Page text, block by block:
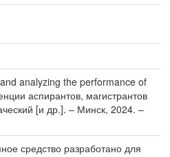
analyzing the performance of
аспирантов, магистрантов
[и др.]. – Минск, 2024. –
средство разработано для